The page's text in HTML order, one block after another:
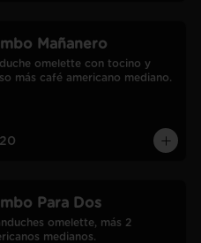
Mañanero
omelette con tocino y
más café americano mediano.
Para Dos
omelette, más 2
medianos.